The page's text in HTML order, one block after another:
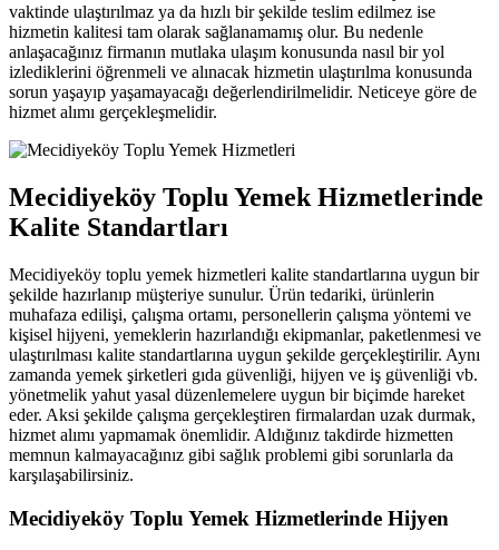
vaktinde ulaştırılmaz ya da hızlı bir şekilde teslim edilmez ise
hizmetin kalitesi tam olarak sağlanamamış olur. Bu nedenle
anlaşacağınız firmanın mutlaka ulaşım konusunda nasıl bir yol
izlediklerini öğrenmeli ve alınacak hizmetin ulaştırılma konusunda
sorun yaşayıp yaşamayacağı değerlendirilmelidir. Neticeye göre de
hizmet alımı gerçekleşmelidir.
Mecidiyeköy Toplu Yemek Hizmetlerinde
Kalite Standartları
Mecidiyeköy toplu yemek hizmetleri kalite standartlarına uygun bir
şekilde hazırlanıp müşteriye sunulur. Ürün tedariki, ürünlerin
muhafaza edilişi, çalışma ortamı, personellerin çalışma yöntemi ve
kişisel hijyeni, yemeklerin hazırlandığı ekipmanlar, paketlenmesi ve
ulaştırılması kalite standartlarına uygun şekilde gerçekleştirilir. Aynı
zamanda yemek şirketleri gıda güvenliği, hijyen ve iş güvenliği vb.
yönetmelik yahut yasal düzenlemelere uygun bir biçimde hareket
eder. Aksi şekilde çalışma gerçekleştiren firmalardan uzak durmak,
hizmet alımı yapmamak önemlidir. Aldığınız takdirde hizmetten
memnun kalmayacağınız gibi sağlık problemi gibi sorunlarla da
karşılaşabilirsiniz.
Mecidiyeköy Toplu Yemek Hizmetlerinde Hijyen